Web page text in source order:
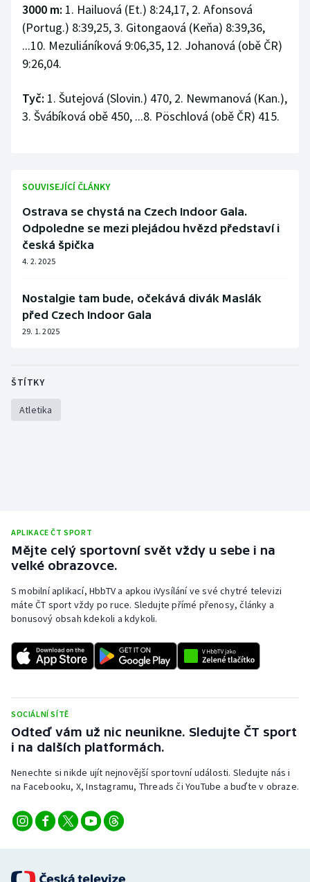
3000 m: 1. Hailuová (Et.) 8:24,17, 2. Afonsová
(Portug.) 8:39,25, 3. Gitongaová (Keňa) 8:39,36,
...10. Mezuliáníková 9:06,35, 12. Johanová (obě ČR)
9:26,04.
Tyč: 1. Šutejová (Slovin.) 470, 2. Newmanová (Kan.),
3. Švábíková obě 450, ...8. Pöschlová (obě ČR) 415.
SOUVISEJÍCÍ ČLÁNKY
Ostrava se chystá na Czech Indoor Gala.
Odpoledne se mezi plejádou hvězd představí i
česká špička
4. 2. 2025
Nostalgie tam bude, očekává divák Maslák
před Czech Indoor Gala
29. 1. 2025
ŠTÍTKY
Atletika
APLIKACE ČT SPORT
Mějte celý sportovní svět vždy u sebe i na
velké obrazovce.
S mobilní aplikací, HbbTV a apkou iVysílání ve své chytré televizi
máte ČT sport vždy po ruce. Sledujte přímé přenosy, články a
bonusový obsah kdekoli a kdykoli.
SOCIÁLNÍ SÍTĚ
Odteď vám už nic neunikne. Sledujte ČT sport
i na dalších platformách.
Nenechte si nikde ujít nejnovější sportovní události. Sledujte nás i
na Facebooku, X, Instagramu, Threads či YouTube a buďte v obraze.